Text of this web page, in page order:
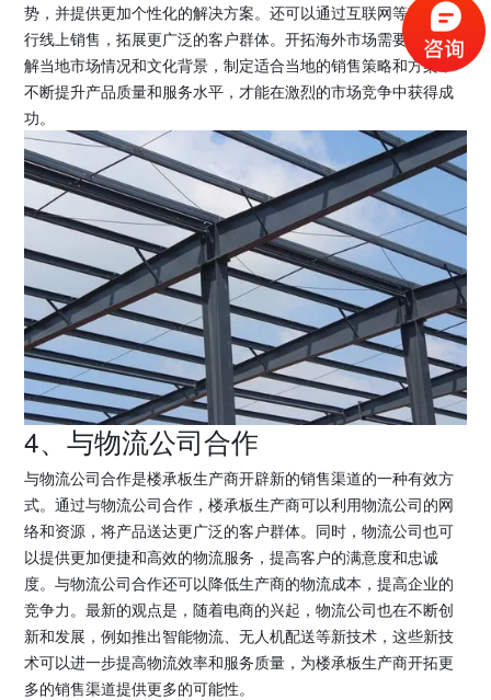
势，并提供更加个性化的解决方案。还可以通过互联网等渠道进
行线上销售，拓展更广泛的客户群体。开拓海外市场需要充分了
解当地市场情况和文化背景，制定适合当地的销售策略和方案，
不断提升产品质量和服务水平，才能在激烈的市场竞争中获得成
功。
4、与物流公司合作
与物流公司合作是楼承板生产商开辟新的销售渠道的一种有效方
式。通过与物流公司合作，楼承板生产商可以利用物流公司的网
络和资源，将产品送达更广泛的客户群体。同时，物流公司也可
以提供更加便捷和高效的物流服务，提高客户的满意度和忠诚
度。与物流公司合作还可以降低生产商的物流成本，提高企业的
竞争力。最新的观点是，随着电商的兴起，物流公司也在不断创
新和发展，例如推出智能物流、无人机配送等新技术，这些新技
术可以进一步提高物流效率和服务质量，为楼承板生产商开拓更
多的销售渠道提供更多的可能性。